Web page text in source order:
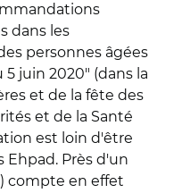
dans les
personnes âgées
juin 2020" (dans la
et de la fête des
et de la Santé
est loin d'être
Ehpad. Près d'un
compte en effet